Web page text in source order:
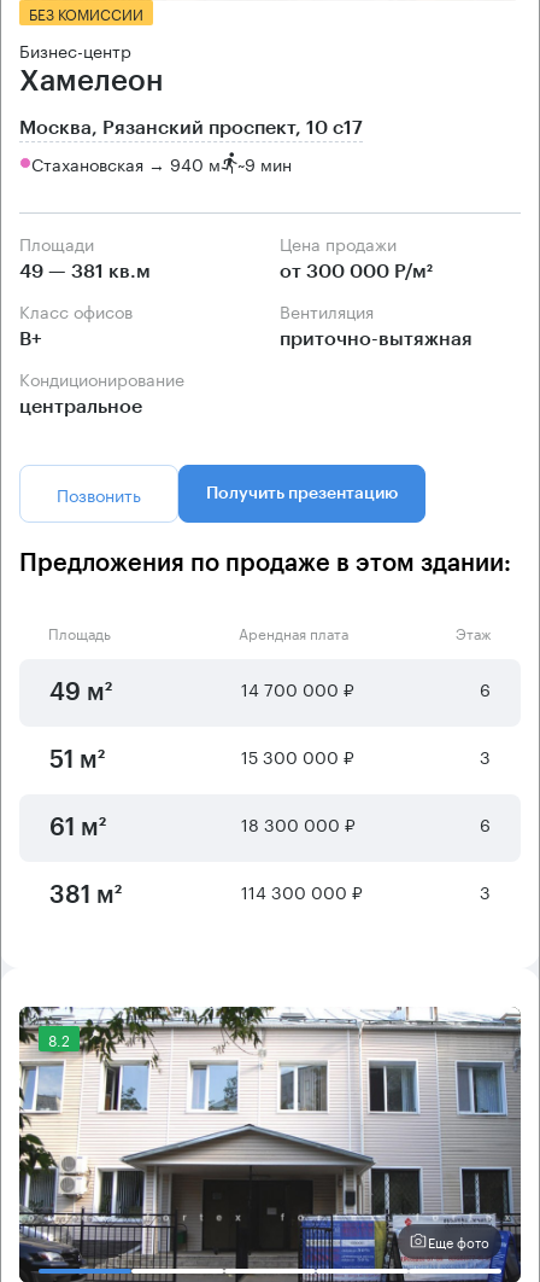
БЕЗ КОМИССИИ
Бизнес-центр
Хамелеон
Москва, Рязанский проспект, 10 с17
Стахановская → 940 м ~9 мин
Площади
49 — 381 кв.м
Цена продажи
от 300 000 Р/м²
Класс офисов
B+
Вентиляция
приточно-вытяжная
Кондиционирование
центральное
Позвонить Получить презентацию
Предложения по продаже в этом здании:
Площадь Арендная плата Этаж
49 м² 14 700 000 ₽ 6
51 м² 15 300 000 ₽ 3
61 м² 18 300 000 ₽ 6
381 м² 114 300 000 ₽ 3
8.2
Еще фото